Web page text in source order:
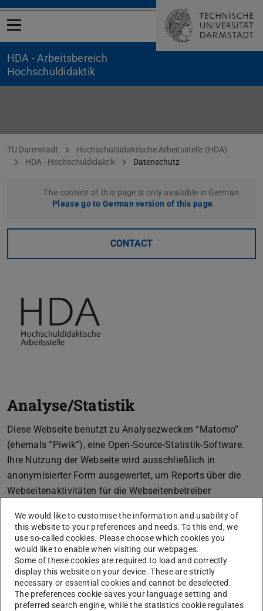
Open menu
HDA - Arbeitsbereich
Hochschuldidaktik
You are here:
TU Darmstadt
Hochschuldidaktische Arbeitsstelle (HDA)
HDA - Hochschuldidaktik
Datenschutz
The content of this page is only available in German.
Please go to German version of this page.
CONTACT
Analyse/Statistik
Diese Webseite benutzt zu Analysezwecken “Matomo”
(ehemals “Piwik”), eine Open-Source-Statistik-Software.
Ihre Nutzung der Webseite wird ausschließlich in
anonymisierter Form ausgewertet, um Reports über die
Webseitenaktivitäten für die Webseitenbetreiber
Webseitennutzung und der Internetnutzung verbundene
Dienstleistungen zu erbringen sowie das Webangebot zu
verbessern.
Die von Matomo erfassten Daten werden auf Servern der
TU Darmstadt gespeichert und unter keinen Umständen
an Dritte weitergegeben. Die IP-Adresse wird sofort nach
We would like to customise the information and usability of
this website to your preferences and needs. To this end, we
use so-called cookies. Please choose which cookies you
would like to enable when visiting our webpages.
Some of these cookies are required to load and correctly
display this website on your device. These are strictly
necessary or essential cookies and cannot be deselected.
The preferences cookie saves your language setting and
preferred search engine, while the statistics cookie regulates